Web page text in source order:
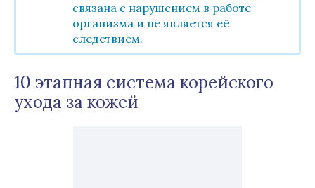
связана с нарушением в работе
организма и не является её
следствием.
10 этапная система корейского
ухода за кожей